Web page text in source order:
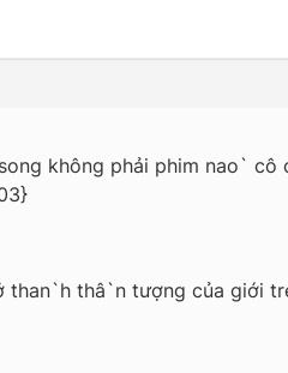
không phải phim nao`
thâ`n tượng của giới